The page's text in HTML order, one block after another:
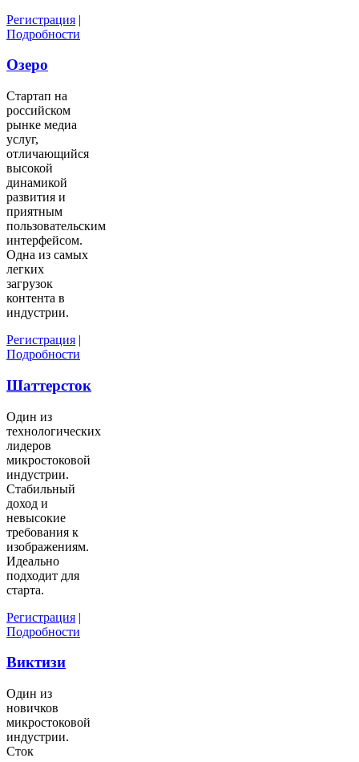
Регистрация |
Подробности
Озеро
Стартап на
российском
рынке медиа
услуг,
отличающийся
высокой
динамикой
развития и
приятным
пользовательским
интерфейсом.
Одна из самых
легких
загрузок
контента в
индустрии.
Регистрация |
Подробности
Шаттерсток
Один из
технологических
лидеров
микростоковой
индустрии.
Стабильный
доход и
невысокие
требования к
изображениям.
Идеально
подходит для
старта.
Регистрация |
Подробности
Виктизи
Один из
новичков
микростоковой
индустрии.
Сток